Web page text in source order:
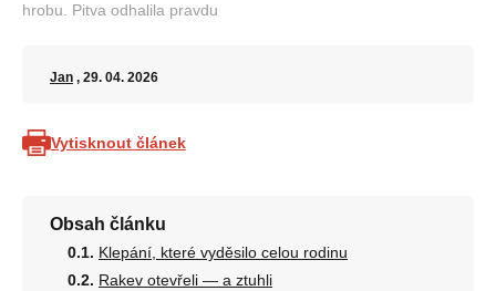
hrobu. Pitva odhalila pravdu
Jan , 29. 04. 2026
Vytisknout článek
Obsah článku
Klepání, které vyděsilo celou rodinu
Rakev otevřeli — a ztuhli